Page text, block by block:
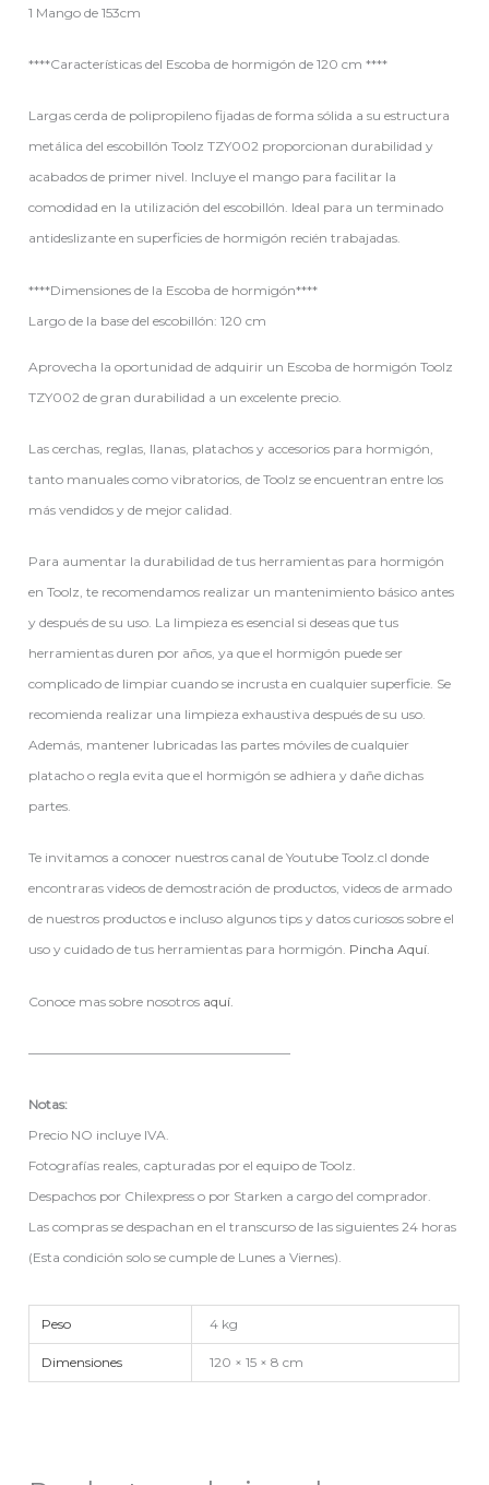
1 Mango de 153cm
****Características del Escoba de hormigón de 120 cm ****
Largas cerda de polipropileno fijadas de forma sólida a su estructura
metálica del escobillón Toolz TZY002 proporcionan durabilidad y
acabados de primer nivel. Incluye el mango para facilitar la
comodidad en la utilización del escobillón. Ideal para un terminado
antideslizante en superficies de hormigón recién trabajadas.
****Dimensiones de la Escoba de hormigón****
Largo de la base del escobillón: 120 cm
Aprovecha la oportunidad de adquirir un Escoba de hormigón Toolz
TZY002 de gran durabilidad a un excelente precio.
Las cerchas, reglas, llanas, platachos y accesorios para hormigón,
tanto manuales como vibratorios, de Toolz se encuentran entre los
más vendidos y de mejor calidad.
Para aumentar la durabilidad de tus herramientas para hormigón
en Toolz, te recomendamos realizar un mantenimiento básico antes
y después de su uso. La limpieza es esencial si deseas que tus
herramientas duren por años, ya que el hormigón puede ser
complicado de limpiar cuando se incrusta en cualquier superficie. Se
recomienda realizar una limpieza exhaustiva después de su uso.
Además, mantener lubricadas las partes móviles de cualquier
platacho o regla evita que el hormigón se adhiera y dañe dichas
partes.
Te invitamos a conocer nuestros canal de Youtube Toolz.cl donde
encontraras videos de demostración de productos, videos de armado
de nuestros productos e incluso algunos tips y datos curiosos sobre el
uso y cuidado de tus herramientas para hormigón. Pincha Aquí.
Conoce mas sobre nosotros aquí.
————————————————————
Notas:
Precio NO incluye IVA.
Fotografías reales, capturadas por el equipo de Toolz.
Despachos por Chilexpress o por Starken a cargo del comprador.
Las compras se despachan en el transcurso de las siguientes 24 horas
(Esta condición solo se cumple de Lunes a Viernes).
Peso 4 kg
Dimensiones 120 × 15 × 8 cm